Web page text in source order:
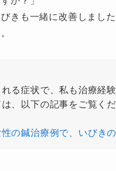
きも一緒に改善しました
る症状で、私も治療経
、以下の記事をご覧くだ
の鍼治療例で、いびき